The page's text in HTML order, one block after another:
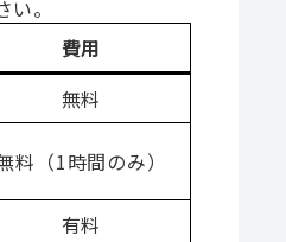
。
費用
無料
料（1時間のみ）
有料